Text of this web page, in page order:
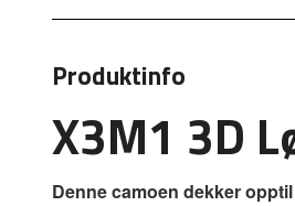
Produktinfo
X3M1 3D
Denne camoen dekker